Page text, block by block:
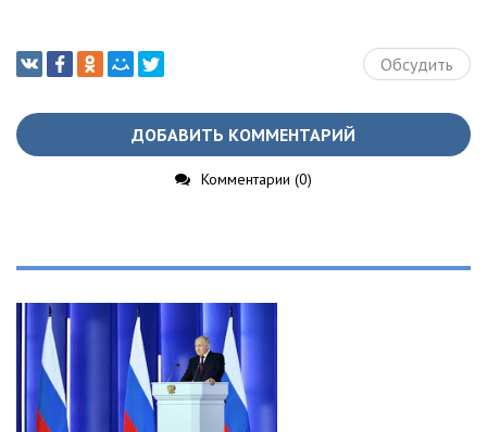
Обсудить
ДОБАВИТЬ КОММЕНТАРИЙ
Комментарии (0)